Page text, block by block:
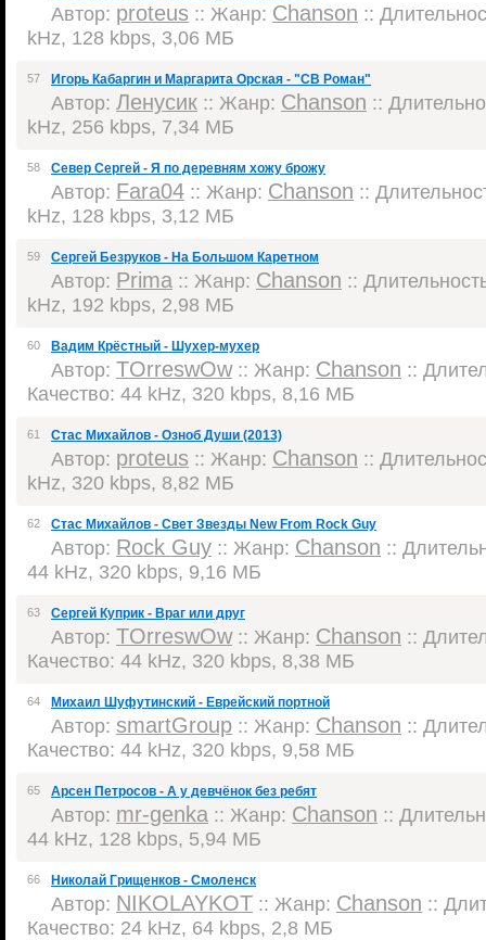
Автор: proteus :: Жанр: Chanson ::
kHz, 128 kbps, 3,06 МБ
57 Игорь Кабаргин и Маргарита Орская - "СВ Роман"
Автор: Ленусик :: Жанр: Chanson ::
kHz, 256 kbps, 7,34 МБ
58 Север Сергей - Я по деревням хожу брожу
Автор: Fara04 :: Жанр: Chanson ::
kHz, 128 kbps, 3,12 МБ
59 Сергей Безруков - На Большом Каретном
Автор: Prima :: Жанр: Chanson ::
kHz, 192 kbps, 2,98 МБ
60 Вадим Крёстный - Шухер-мухер
Автор: TOrreswOw:: Жанр: Chanson ::
Качество: 44 kHz, 320 kbps, 8,16 МБ
61 Стас Михайлов - Озноб Души (2013)
Автор: proteus :: Жанр: Chanson ::
kHz, 320 kbps, 8,82 МБ
62 Стас Михайлов - Свет Звезды New From Rock Guy
Автор: Rock Guy :: Жанр: Chanson ::
44 kHz, 320 kbps, 9,16 МБ
63 Сергей Куприк - Враг или друг
Автор: TOrreswOw:: Жанр: Chanson ::
Качество: 44 kHz, 320 kbps, 8,38 МБ
64 Михаил Шуфутинский - Еврейский портной
Автор: smartGroup :: Жанр: Chanson ::
Качество: 44 kHz, 320 kbps, 9,58 МБ
65 Арсен Петросов - А у девчёнок без ребят
Автор: mr-genka :: Жанр: Chanson ::
44 kHz, 128 kbps, 5,94 МБ
66 Николай Грищенков - Смоленск
Автор: NIKOLAYKOT :: Жанр: Chanson ::
Качество: 24 kHz, 64 kbps, 2,8 МБ